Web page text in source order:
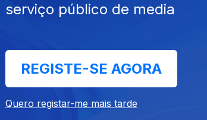
serviço público de media
REGISTE-SE AGORA
Quero registar-me mais tarde